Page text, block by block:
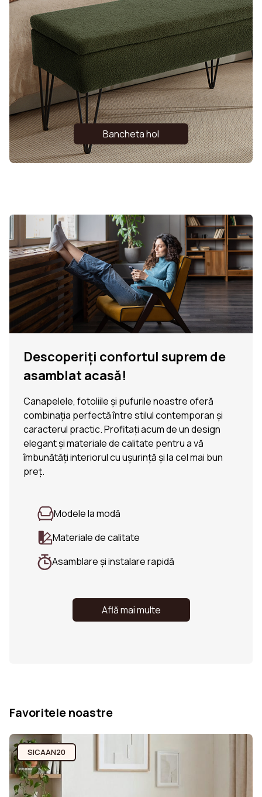
Bancheta hol
Descoperiți confortul suprem de
asamblat acasă!
Canapelele, fotoliile și pufurile noastre oferă
combinația perfectă între stilul contemporan și
caracterul practic. Profitați acum de un design
elegant și materiale de calitate pentru a vă
îmbunătăți interiorul cu ușurință și la cel mai bun
preț.
Modele la modă
Materiale de calitate
Asamblare și instalare rapidă
Află mai multe
Favoritele noastre
SICAAN20